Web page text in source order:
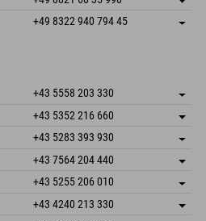
Informazioni sull'arrivo
Prenotazione
Salva indirizzo
+49 8322 940 794 45
+43 5558 203 330
Salva indirizzo
Informazioni sull'arrivo
Prenotazione
+43 5352 216 660
Salva indirizzo
Prenotazione
+43 5283 393 930
Salva indirizzo
Informazioni sull'arrivo
Prenotazione
+43 7564 204 440
Salva indirizzo
Prenotazione
+43 5255 206 010
Salva indirizzo
Informazioni sull'arrivo
+43 4240 213 330